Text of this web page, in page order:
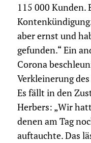
115 000 Kunden.
aber ernst und
gefunden.“ Ein
Corona
Verkleinerung
Es fällt in den
Herbers: „Wir
denen am Tag
auftauchte. Das